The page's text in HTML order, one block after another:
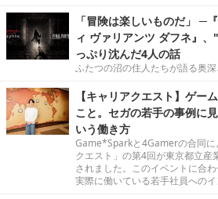
「冒険は楽しいものだ」 ─
ィ ヴァリアンツ ダフネ』
っぷり沈んだ4人の話
ふたつの沼の住人たちが語る奥深
【キャリアクエスト】ゲー
こと。セガの若手の事例に
いう働き方
Game*Sparkと4Gamerの合同に
クエスト」の第4回が東京都立産
されました。このイベントに合
実際に働いている若手社員へのイ